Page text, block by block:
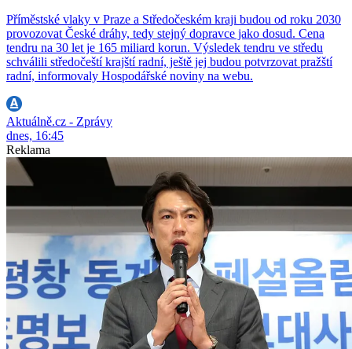
Příměstské vlaky v Praze a Středočeském kraji budou od roku 2030
provozovat České dráhy, tedy stejný dopravce jako dosud. Cena
tendru na 30 let je 165 miliard korun. Výsledek tendru ve středu
schválili středočeští krajští radní, ještě jej budou potvrzovat pražští
radní, informovaly Hospodářské noviny na webu.
Aktuálně.cz - Zprávy
dnes, 16:45
Reklama